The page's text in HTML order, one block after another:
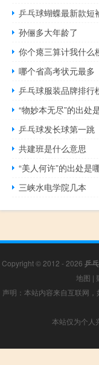
乒乓球蝴蝶最新款短
孙俪多大年龄了
你个瘪三算计我什么
哪个省高考状元最多
乒乓球服装品牌排行
“物妙本无尽”的出处
乒乓球发长球第一跳
共建班是什么意思
“美人何许”的出处是
三峡水电学院几本
Copyright © 2012 - 2026 乒
地图 |
声明：本站内容来自互联网
本站仅为个人